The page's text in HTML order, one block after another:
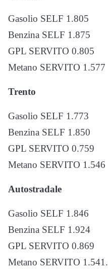
Gasolio SELF 1.805
Benzina SELF 1.875
GPL SERVITO 0.805
Metano SERVITO 1.577
Trento
Gasolio SELF 1.773
Benzina SELF 1.850
GPL SERVITO 0.759
Metano SERVITO 1.546
Autostradale
Gasolio SELF 1.846
Benzina SELF 1.924
GPL SERVITO 0.869
Metano SERVITO 1.541.